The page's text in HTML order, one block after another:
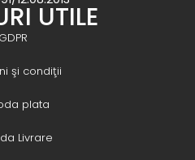
UTILE
GDPR
şi condiţii
plata
Livrare